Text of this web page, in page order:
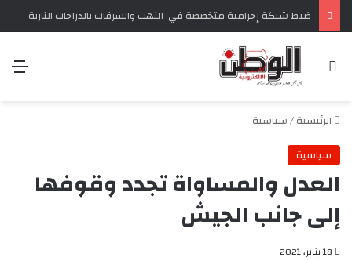
ضبط شبكة إجرامية متخصصة في النهب والسرقات بالدراجات النارية‏
بحث عن
الرئيسية/سياسية
سياسية
العدل والمساواة تجدد وقوفها
إلى جانب الجيش
18 يناير، 2021